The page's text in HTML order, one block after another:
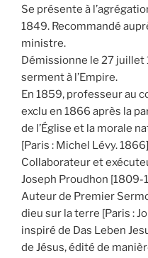
Se présente à
1849. Recommandé
ministre.
Démissionne le 27
serment à l’Empire.
En 1859, professeur au
exclu en 1866 après la
de l’Église et la morale
[Paris : Michel Lévy.
Collaborateur et
Joseph Proudhon [1809-
Auteur de Premier
dieu sur la terre [Paris :
inspiré de Das Leben
de Jésus, édité de